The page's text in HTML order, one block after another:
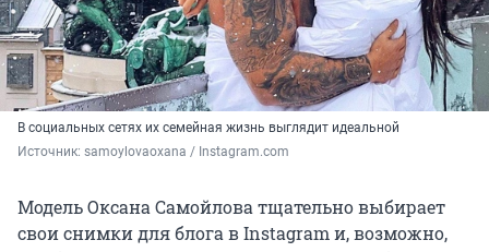
В социальных сетях их семейная жизнь выглядит идеальной
Источник: samoylovaoxana / Instagram.com
Модель Оксана Самойлова тщательно выбирает
свои снимки для блога в Instagram и, возможно,